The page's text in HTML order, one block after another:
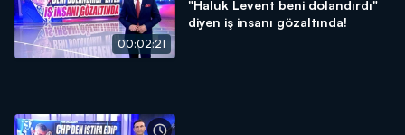
00:02:21
"Haluk Levent beni dolandırdı"
diyen iş insanı gözaltında!